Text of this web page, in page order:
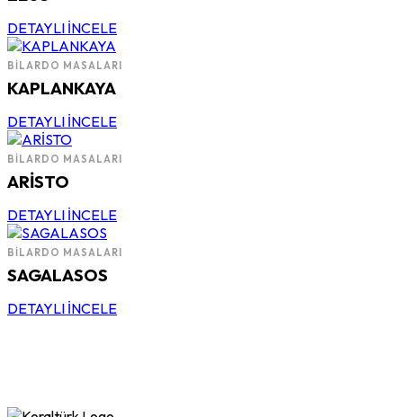
DETAYLI İNCELE
BILARDO MASALARI
KAPLANKAYA
DETAYLI İNCELE
BILARDO MASALARI
ARİSTO
DETAYLI İNCELE
BILARDO MASALARI
SAGALASOS
DETAYLI İNCELE